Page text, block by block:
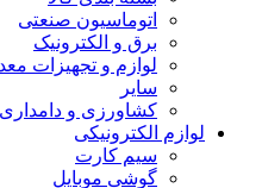
اتوماسیون صنعتی
برق و الکترونیک
لوازم و تجهیزات معدن
سایر
کشاورزی و دامداری
لوازم الکترونیکی
سیم کارت
گوشی موبایل